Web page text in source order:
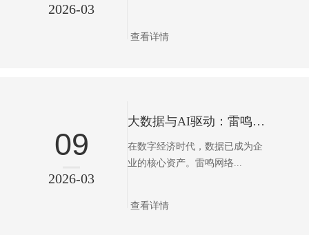
2026-03
查看详情
09
2026-03
大数据与AI驱动：雷鸣网络智能商业决策平台的技术架构数据智能时代的企业新引擎
在数字经济时代，数据已成为企
业的核心资产。雷鸣网络...
查看详情